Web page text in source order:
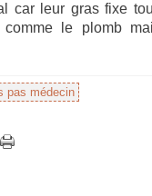
car leur gras fixe
le plomb
pas médecin